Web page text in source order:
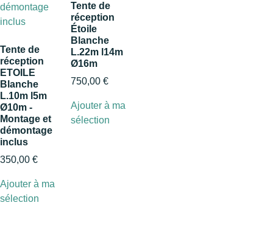
Tente de
réception
ETOILE
Blanche
L.10m l5m
Ø10m -
Montage et
démontage
inclus
350,00 €
Ajouter à ma
sélection
Tente de
réception
Étoile
Blanche
L.22m l14m
Ø16m
750,00 €
Ajouter à ma
sélection